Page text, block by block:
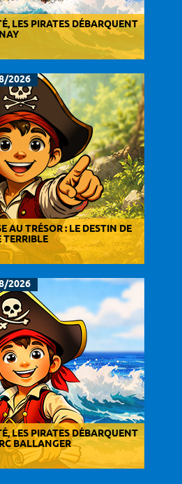
LES PIRATES DÉBARQUENT
2026
AU TRÉSOR : LE DESTIN DE
TERRIBLE
2026
LES PIRATES DÉBARQUENT
BALLANGER